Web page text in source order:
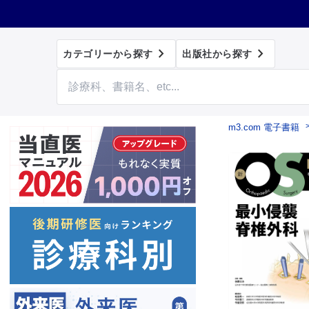
カテゴリーから探す  出版社から探す 
m3.com 電子書籍